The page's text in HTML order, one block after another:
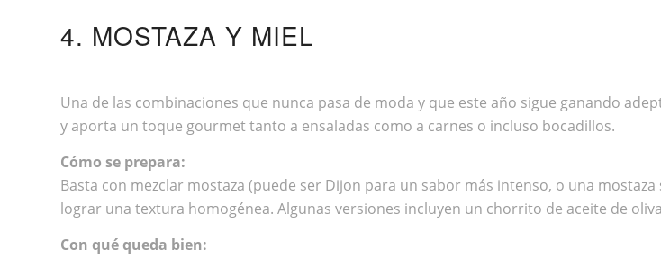
4. MOSTAZA Y MIEL
Una de las combinaciones que nunca pasa de moda y que este año sigue ganando
y aporta un toque gourmet tanto a ensaladas como a carnes o incluso bocadillos.
Cómo se prepara:
Basta con mezclar mostaza (puede ser Dijon para un sabor más intenso, o una
lograr una textura homogénea. Algunas versiones incluyen un chorrito de aceite de
Con qué queda bien: